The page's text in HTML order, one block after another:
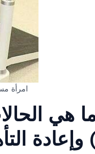
امرأة
هي
وإعادة